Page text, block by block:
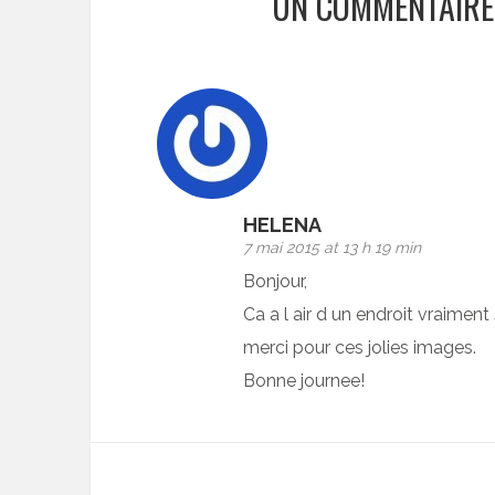
HELENA
7 mai 2015 at 13 h 19 min
Bonjour,
Ca a l air d un endroit vraiment
merci pour ces jolies images.
Bonne journee!